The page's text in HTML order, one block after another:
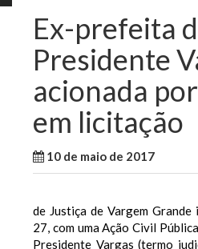
Ex-prefeita
Presidente
acionada
em licitação
10 de maio de 2017
de Justiça de Vargem
27, com uma Ação Civil
Presidente Vargas (termo